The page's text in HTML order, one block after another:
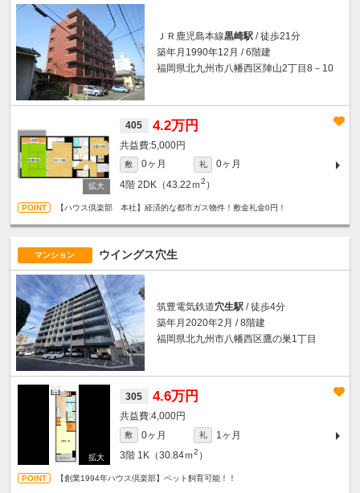
ＪＲ鹿児島本線黒崎駅 / 徒歩21分
築年月1990年12月 / 6階建
福岡県北九州市八幡西区陣山2丁目8－10
405 4.2万円
5,000円
敷 0ヶ月 礼
0ヶ月
4階 2DK（43.22ｍ2 ）
【ハウス倶楽部 本社】経済的な都市ガス物件！敷金礼金0円！
マンション ウイングス穴生
筑豊電気鉄道穴生駅 / 徒歩4分
築年月2020年2月 / 8階建
福岡県北九州市八幡西区鷹の巣1丁目
305 4.6万円
4,000円
敷 0ヶ月 礼
1ヶ月
3階 1K（30.84ｍ2 ）
【創業1994年ハウス倶楽部】ペット飼育可能！！